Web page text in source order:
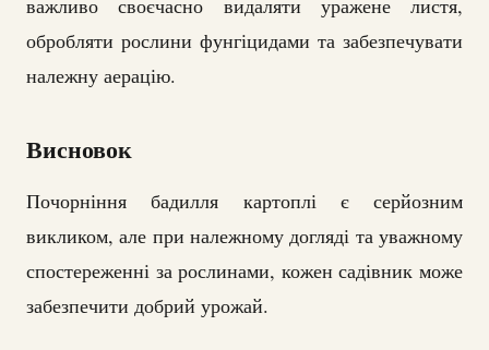
важливо своєчасно видаляти уражене листя,
обробляти рослини фунгіцидами та забезпечувати
належну аерацію.
Висновок
Почорніння бадилля картоплі є серйозним
викликом, але при належному догляді та уважному
спостереженні за рослинами, кожен садівник може
забезпечити добрий урожай.